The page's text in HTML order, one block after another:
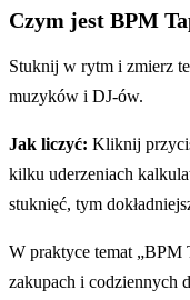
Czym jest BPM
Stuknij w rytm i zmierz
muzyków i DJ-ów.
Jak liczyć: Kliknij
kilku uderzeniach
stuknięć, tym
W praktyce temat „BPM
zakupach i codziennych